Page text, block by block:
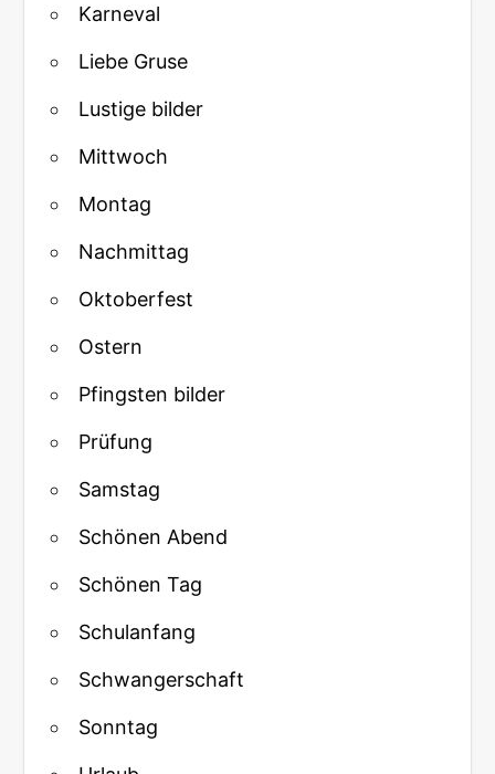
Karneval
Liebe Gruse
Lustige bilder
Mittwoch
Montag
Nachmittag
Oktoberfest
Ostern
Pfingsten bilder
Prüfung
Samstag
Schönen Abend
Schönen Tag
Schulanfang
Schwangerschaft
Sonntag